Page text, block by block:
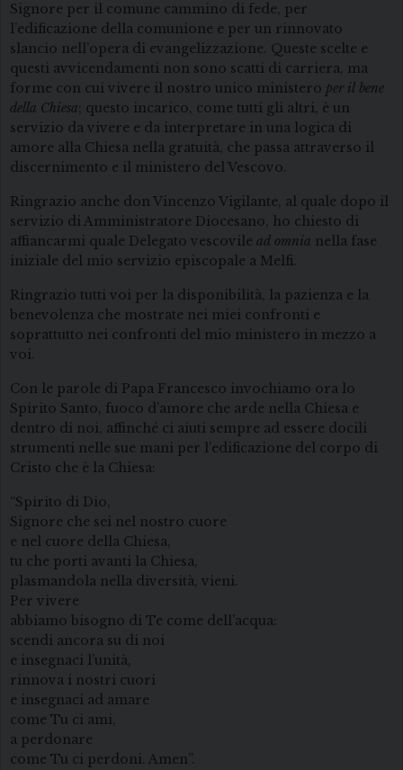
Signore per il comune cammino di fede, per
l’edificazione della comunione e per un rinnovato
slancio nell’opera di evangelizzazione. Queste scelte e
questi avvicendamenti non sono scatti di carriera, ma
forme con cui vivere il nostro unico ministero per il bene
della Chiesa; questo incarico, come tutti gli altri, è un
servizio da vivere e da interpretare in una logica di
amore alla Chiesa nella gratuità, che passa attraverso il
discernimento e il ministero del Vescovo.
Ringrazio anche don Vincenzo Vigilante, al quale dopo il
servizio di Amministratore Diocesano, ho chiesto di
affiancarmi quale Delegato vescovile ad omnia nella fase
iniziale del mio servizio episcopale a Melfi.
Ringrazio tutti voi per la disponibilità, la pazienza e la
benevolenza che mostrate nei miei confronti e
soprattutto nei confronti del mio ministero in mezzo a
voi.
Con le parole di Papa Francesco invochiamo ora lo
Spirito Santo, fuoco d’amore che arde nella Chiesa e
dentro di noi, affinché ci aiuti sempre ad essere docili
strumenti nelle sue mani per l’edificazione del corpo di
Cristo che è la Chiesa:
“Spirito di Dio,
Signore che sei nel nostro cuore
e nel cuore della Chiesa,
tu che porti avanti la Chiesa,
plasmandola nella diversità, vieni.
Per vivere
abbiamo bisogno di Te come dell’acqua:
scendi ancora su di noi
e insegnaci l’unità,
rinnova i nostri cuori
e insegnaci ad amare
come Tu ci ami,
a perdonare
come Tu ci perdoni. Amen”.